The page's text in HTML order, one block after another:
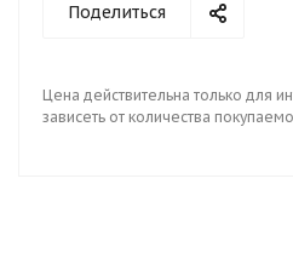
Поделиться
Цена действительна только для
зависеть от количества